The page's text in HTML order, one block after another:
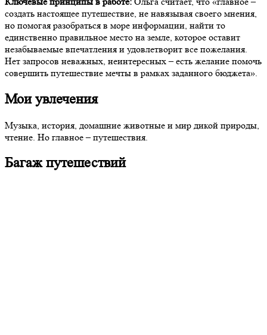
создать настоящее путешествие, не навязывая своего мнения,
но помогая разобраться в море информации, найти то
единственно правильное место на земле, которое оставит
незабываемые впечатления и удовлетворит все пожелания.
Нет запросов неважных, неинтересных – есть желание помочь
совершить путешествие мечты в рамках заданного бюджета».
Мои увлечения
Музыка, история, домашние животные и мир дикой природы,
чтение. Но главное – путешествия.
Багаж путешествий